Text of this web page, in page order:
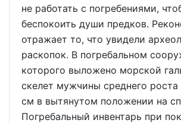
не работать с погребениями,
беспокоить души предков.
отражает то, что увидели
раскопок. В погребальном
которого выложено морской
скелет мужчины среднего роста
см в вытянутом положении на
Погребальный инвентарь при